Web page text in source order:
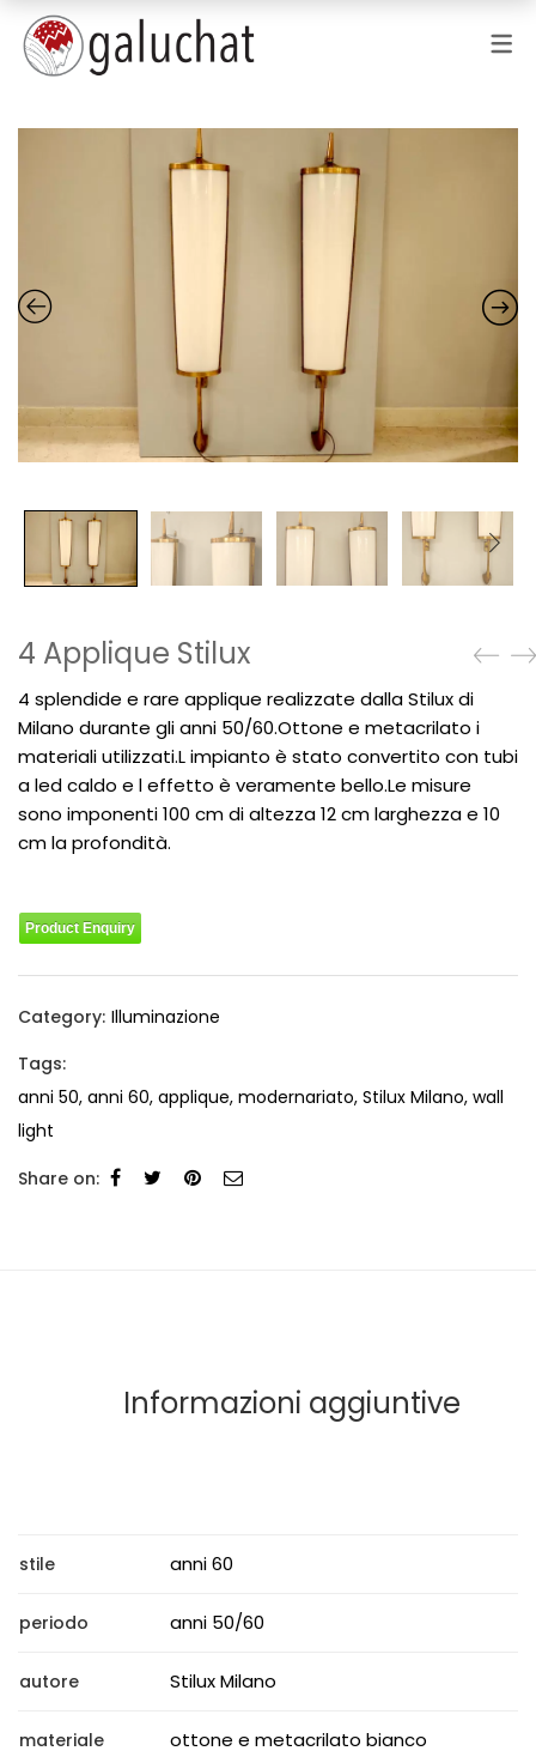
4 Applique Stilux
4 splendide e rare applique realizzate dalla Stilux di
Milano durante gli anni 50/60.Ottone e metacrilato i
materiali utilizzati.L impianto è stato convertito con tubi
a led caldo e l effetto è veramente bello.Le misure
sono imponenti 100 cm di altezza 12 cm larghezza e 10
cm la profondità.
Product Enquiry
Category: Illuminazione
Tags:
anni 50, anni 60, applique, modernariato, Stilux Milano, wall
light
Share on:
Informazioni aggiuntive
stile anni 60
periodo anni 50/60
autore Stilux Milano
materiale ottone e metacrilato bianco